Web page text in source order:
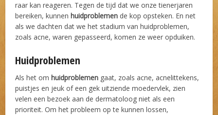
raar kan reageren. Tegen de tijd dat we onze tienerjaren
bereiken, kunnen huidproblemen de kop opsteken. En net
als we dachten dat we het stadium van huidproblemen,
zoals acne, waren gepasseerd, komen ze weer opduiken.
Huidproblemen
Als het om huidproblemen gaat, zoals acne, acnelittekens,
puistjes en jeuk of een gek uitziende moedervlek, zien
velen een bezoek aan de dermatoloog niet als een
prioriteit. Om het probleem op te kunnen lossen,